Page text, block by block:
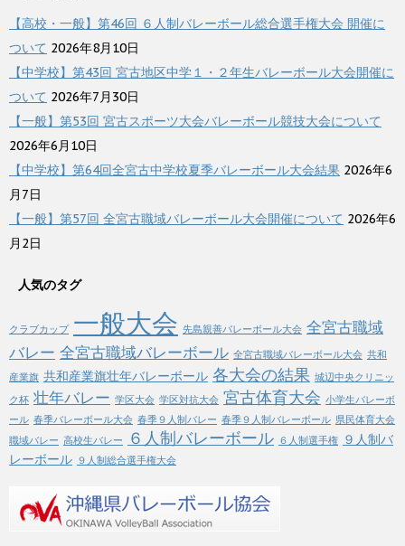
【高校・一般】第46回 ６人制バレーボール総合選手権大会 開催に
ついて 2026年8月10日
【中学校】第43回 宮古地区中学１・２年生バレーボール大会開催に
ついて 2026年7月30日
【一般】第53回 宮古スポーツ大会バレーボール競技大会について
2026年6月10日
【中学校】第64回全宮古中学校夏季バレーボール大会結果 2026年6
月7日
【一般】第57回 全宮古職域バレーボール大会開催について 2026年6
月2日
人気のタグ
クラブカップ 一般大会 先島親善バレーボール大会 全宮古職域
バレー 全宮古職域バレーボール 全宮古職域バレーボール大会 共和
産業旗 共和産業旗壮年バレーボール 各大会の結果 城辺中央クリニッ
ク杯 壮年バレー 学区大会 学区対抗大会 宮古体育大会 小学生バレーボ
ール 春季バレーボール大会 春季９人制バレー 春季９人制バレーボール 県民体育大会
職域バレー 高校生バレー ６人制バレーボール ６人制選手権 ９人制バ
レーボール ９人制総合選手権大会